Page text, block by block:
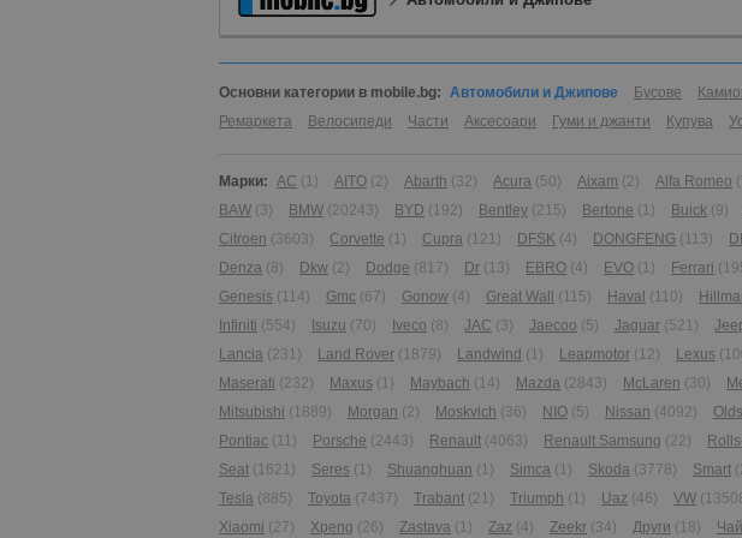
Основни категории в mobile.bg: Автомобили и Джипове Бусове
Ремаркета
Велосипеди Части Аксесоари Гуми и джанти Купува
Марки: AC (1) AITO (2) Abarth (32) Acura (50) Aixam (2) Alfa Romeo
BAW (3) BMW (20243) BYD (192) Bentley (215) Bertone (1) Buick (9)
Citroen (3603) Corvette (1) Cupra (121) DFSK (4) DONGFENG (113)
Denza (8) Dkw (2) Dodge (817) Dr (13) EBRO (4) EVO (1) Ferrari
Genesis (114) Gmc (67) Gonow (4) Great Wall (115) Haval (110)
Infiniti (554) Isuzu (70) Iveco (8) JAC (3) Jaecoo (5) Jaguar (521)
Lancia (231) Land Rover (1879) Landwind (1) Leapmotor (12) Lexus
Maserati (232) Maxus (1) Maybach (14) Mazda (2843) McLaren (30)
Mitsubishi (1889) Morgan (2) Moskvich (36) NIO (5) Nissan (4092)
Pontiac (11) Porsche (2443) Renault (4063) Renault Samsung (22)
Seat (1621) Seres (1) Shuanghuan (1) Simca (1) Skoda (3778) Smart
Tesla (885) Toyota (7437) Trabant (21) Triumph (1) Uaz (46) VW
Xiaomi (27) Xpeng (26) Zastava (1) Zaz (4) Zeekr (34) Други (18)